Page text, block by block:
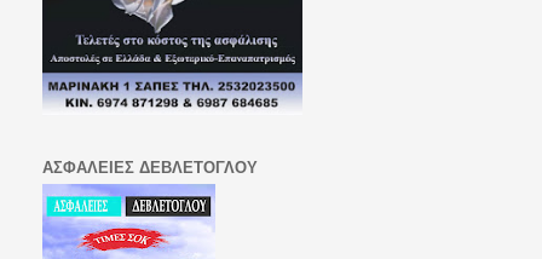
ΑΣΦΑΛΕΙΕΣ ΔΕΒΛΕΤΟΓΛΟΥ